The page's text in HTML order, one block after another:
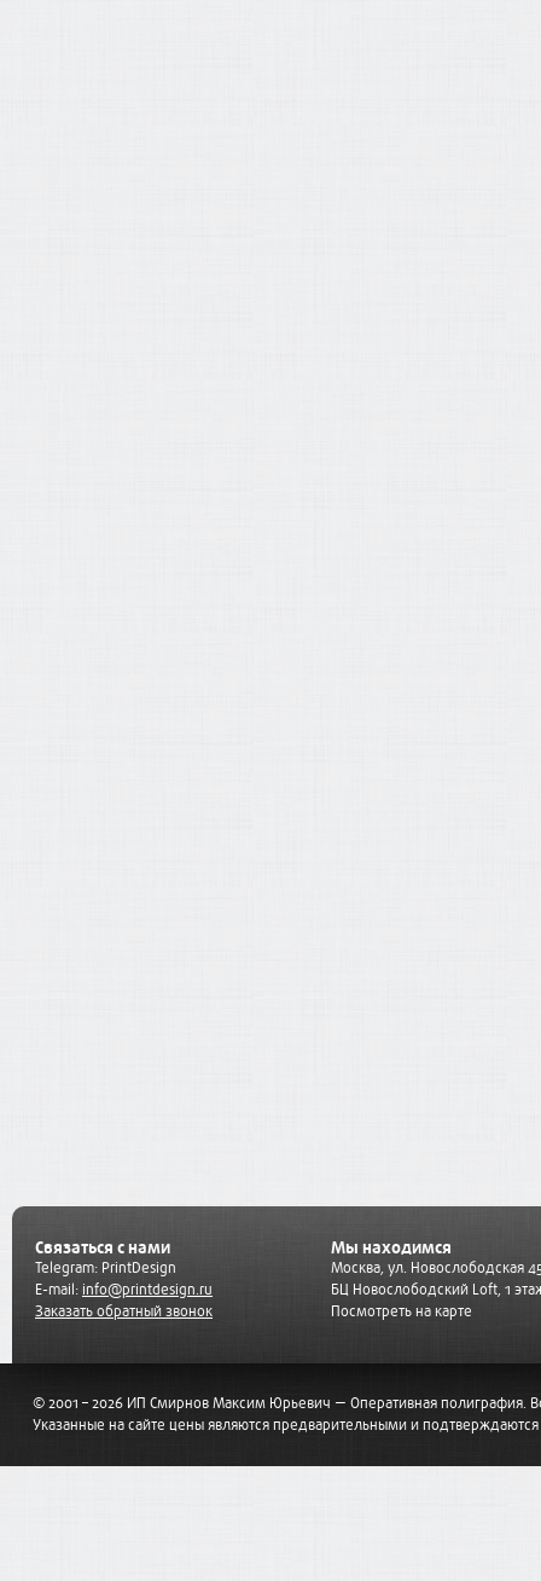
Связаться с нами
Telegram: PrintDesign
E-mail: info@printdesign.ru
Заказать обратный звонок
Мы находимся
Москва, ул. Новослободская
БЦ Новослободский Loft, 1
Посмотреть на карте
© 2001 – 2026 ИП Смирнов Максим Юрьевич — Оперативная полиграфия.
Указанные на сайте цены являются предварительными и